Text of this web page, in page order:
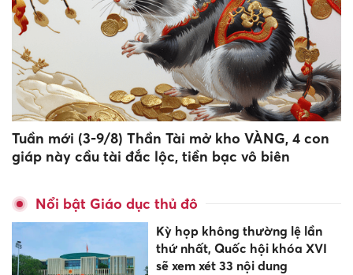
Tuần mới (3-9/8) Thần Tài mở kho VÀNG, 4 con
giáp này cầu tài đắc lộc, tiền bạc vô biên
Nổi bật Giáo dục thủ đô
Kỳ họp không thường lệ lần
thứ nhất, Quốc hội khóa XVI
sẽ xem xét 33 nội dung